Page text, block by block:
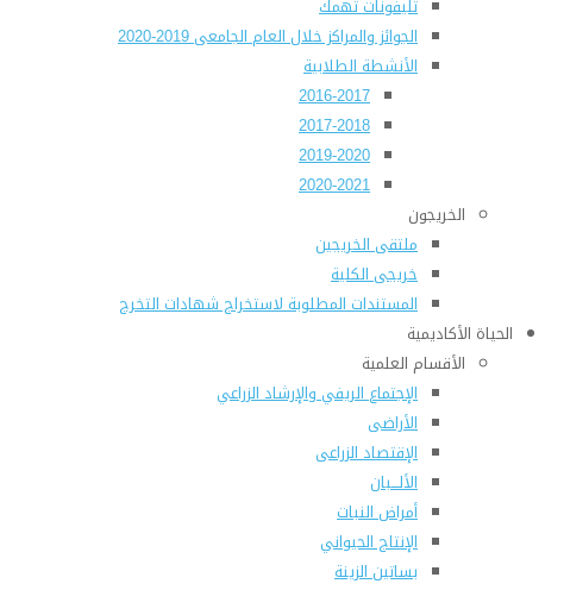
تليفونات تهمك
الجوائز والمراكز خلال العام الجامعى 2019-2020
الأنشطة الطلابية
2016-2017
2017-2018
2019-2020
2020-2021
الخريجون
ملتقى الخريجين
خريجى الكلية
المستندات المطلوبة لاستخراج شهادات التخرج
الحياة الأكاديمية
الأقسام العلمية
الإجتماع الريفي والإرشاد الزراعي
الأراضى
الإقتصاد الزراعى
الألـــبان
أمراض النبات
الإنتاج الحيواني
بساتين الزينة